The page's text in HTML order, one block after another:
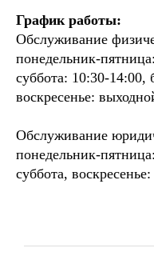
График работы:
Обслуживание
понедельник-
суббота: 10:30-14:00,
воскресенье:
Обслуживание
понедельник-
суббота,